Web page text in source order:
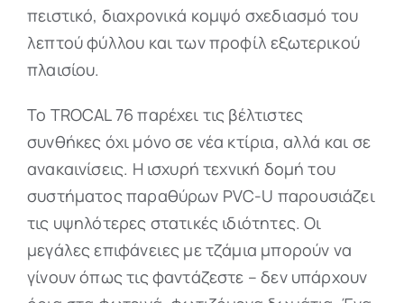
πειστικό, διαχρονικά κομψό σχεδιασμό του
λεπτού φύλλου και των προφίλ εξωτερικού
πλαισίου.
Το TROCAL 76 παρέχει τις βέλτιστες
συνθήκες όχι μόνο σε νέα κτίρια, αλλά και σε
ανακαινίσεις. Η ισχυρή τεχνική δομή του
συστήματος παραθύρων PVC-U παρουσιάζει
τις υψηλότερες στατικές ιδιότητες. Οι
μεγάλες επιφάνειες με τζάμια μπορούν να
γίνουν όπως τις φαντάζεστε – δεν υπάρχουν